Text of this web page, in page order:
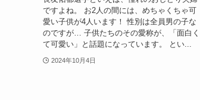
ですよね。 お2人の間には、めちゃくちゃ可
愛い子供が4人います！ 性別は全員男の子な
のですが… 子供たちのその愛称が、「面白く
て可愛い」と話題になっています。 とい...
2024年10月4日